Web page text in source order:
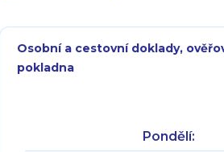
Osobní a cestovní doklady,
pokladna
Pondělí: